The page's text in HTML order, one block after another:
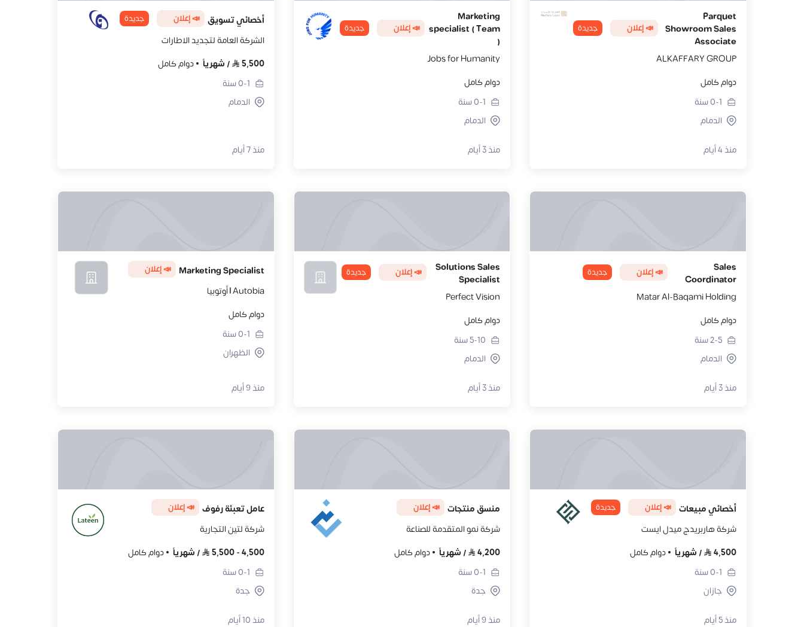
Parquet
Showroom Sales
Associate
📣 إعلان جديدة
ALKAFFARY GROUP
دوام كامل
0-1سنة
الدمام
منذ 4 أيام
Marketing
specialist ( Team
)
📣 إعلان جديدة
Jobs for Humanity
دوام كامل
0-1سنة
الدمام
منذ 3 أيام
أخصائي تسويق 📣 إعلان جديدة
الشركة العامة لتجديد الاطارات
5,500
/ شهرياً
دوام كامل
0-1سنة
الدمام
منذ 7 أيام
Sales
Coordinator
📣 إعلان جديدة
Matar Al-Baqami Holding
دوام كامل
2-5سنة
الدمام
منذ 3 أيام
Solutions Sales
Specialist
📣 إعلان جديدة
Perfect Vision
دوام كامل
5-10سنة
الدمام
منذ 3 أيام
Marketing Specialist 📣 إعلان
Autobia | أوتوبيا
دوام كامل
0-1سنة
الظهران
منذ 9 أيام
أخصائي مبيعات 📣 إعلان جديدة
شركة هاربريدج ميدل ايست
4,500
/ شهرياً
دوام كامل
0-1سنة
جازان
منذ 5 أيام
منسق منتجات 📣 إعلان
شركة نمو المتقدمة للصناعة
4,200
/ شهرياً
دوام كامل
0-1سنة
جدة
منذ 9 أيام
عامل تعبئة رفوف 📣 إعلان
شركة لتين التجارية
4,500
-
5,500
/ شهرياً
دوام كامل
0-1سنة
جدة
منذ 10 أيام